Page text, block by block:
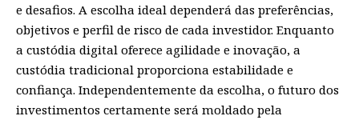
e desafios. A escolha ideal dependerá das preferências,
objetivos e perfil de risco de cada investidor. Enquanto
a custódia digital oferece agilidade e inovação, a
custódia tradicional proporciona estabilidade e
confiança. Independentemente da escolha, o futuro dos
investimentos certamente será moldado pela